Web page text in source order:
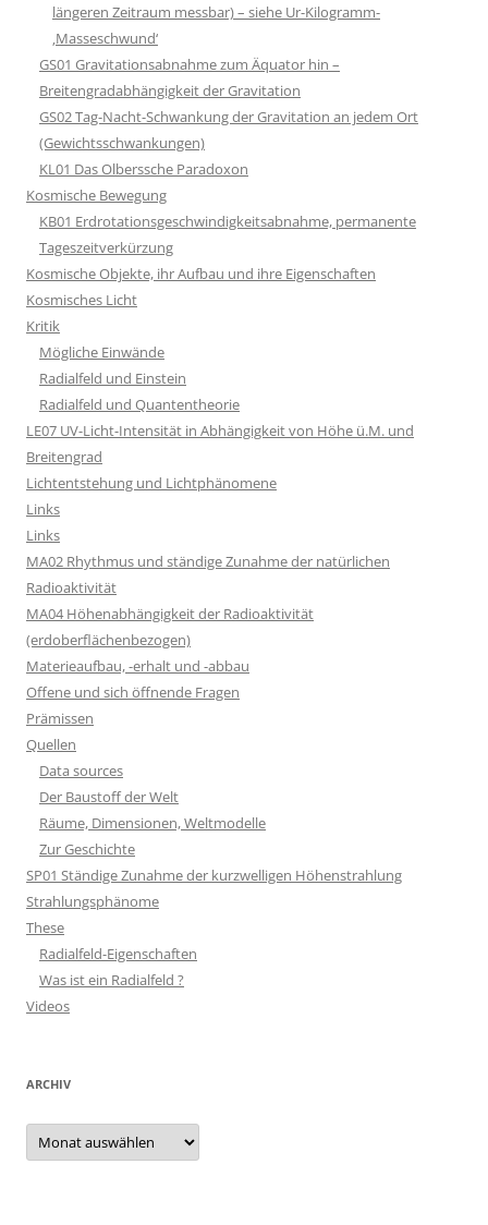
längeren Zeitraum messbar) – siehe Ur-Kilogramm-
‚Masseschwund‘
GS01 Gravitationsabnahme zum Äquator hin –
Breitengradabhängigkeit der Gravitation
GS02 Tag-Nacht-Schwankung der Gravitation an jedem Ort
(Gewichtsschwankungen)
KL01 Das Olberssche Paradoxon
Kosmische Bewegung
KB01 Erdrotationsgeschwindigkeitsabnahme, permanente
Tageszeitverkürzung
Kosmische Objekte, ihr Aufbau und ihre Eigenschaften
Kosmisches Licht
Kritik
Mögliche Einwände
Radialfeld und Einstein
Radialfeld und Quantentheorie
LE07 UV-Licht-Intensität in Abhängigkeit von Höhe ü.M. und
Breitengrad
Lichtentstehung und Lichtphänomene
Links
Links
MA02 Rhythmus und ständige Zunahme der natürlichen
Radioaktivität
MA04 Höhenabhängigkeit der Radioaktivität
(erdoberflächenbezogen)
Materieaufbau, -erhalt und -abbau
Offene und sich öffnende Fragen
Prämissen
Quellen
Data sources
Der Baustoff der Welt
Räume, Dimensionen, Weltmodelle
Zur Geschichte
SP01 Ständige Zunahme der kurzwelligen Höhenstrahlung
Strahlungsphänome
These
Radialfeld-Eigenschaften
Was ist ein Radialfeld ?
Videos
ARCHIV
Archiv